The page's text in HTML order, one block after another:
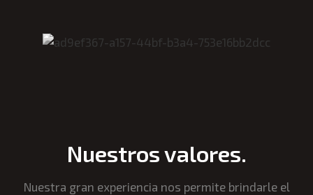
Nuestros valores.
Nuestra gran experiencia nos permite brindarle el